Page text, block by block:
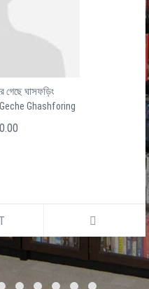
গেছে ঘাসফড়িং
Ghashforing